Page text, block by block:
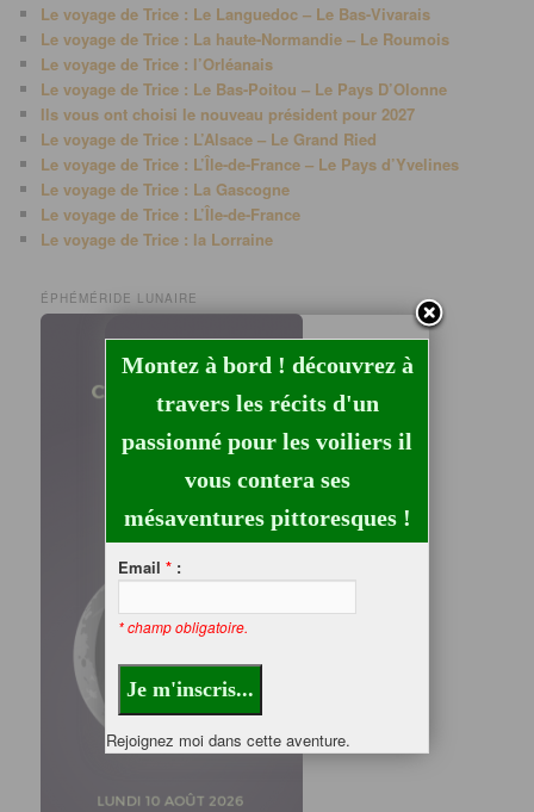
Le voyage de Trice : Le Languedoc – Le Bas-Vivarais
Le voyage de Trice : La haute-Normandie – Le Roumois
Le voyage de Trice : l’Orléanais
Le voyage de Trice : Le Bas-Poitou – Le Pays D’Olonne
Ils vous ont choisi le nouveau président pour 2027
Le voyage de Trice : L’Alsace – Le Grand Ried
Le voyage de Trice : L’Île-de-France – Le Pays d’Yvelines
Le voyage de Trice : La Gascogne
Le voyage de Trice : L’Île-de-France
Le voyage de Trice : la Lorraine
ÉPHÉMÉRIDE LUNAIRE
Montez à bord ! découvrez à
travers les récits d'un
passionné pour les voiliers il
vous contera ses
mésaventures pittoresques !
Email * :
* champ obligatoire.
Rejoignez moi dans cette aventure.